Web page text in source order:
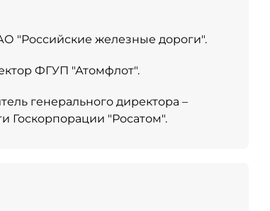
"Российские железные дороги".
ФГУП "Атомфлот".
генерального директора –
Госкорпорации "Росатом".